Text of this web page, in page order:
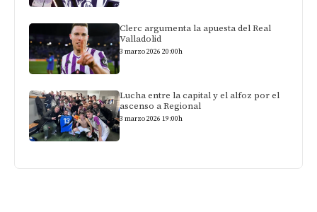
Clerc argumenta la apuesta del Real
Valladolid
3 marzo 2026 20:00h
Lucha entre la capital y el alfoz por el
ascenso a Regional
3 marzo 2026 19:00h